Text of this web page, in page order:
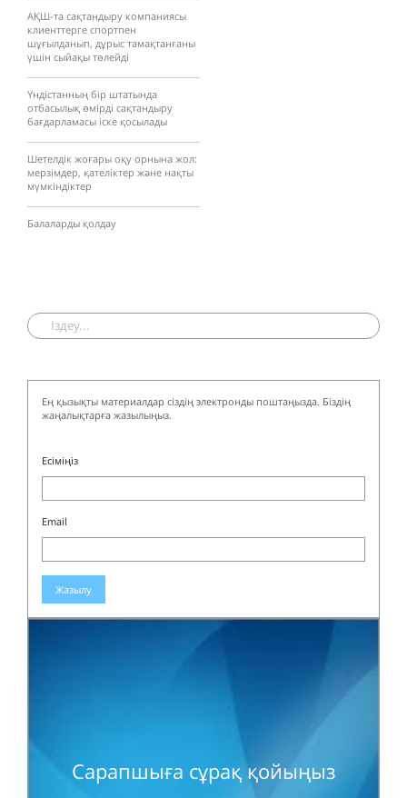
АҚШ-та сақтандыру компаниясы
клиенттерге спортпен
шұғылданып, дұрыс тамақтанғаны
үшін сыйақы төлейді
Үндістанның бір штатында
отбасылық өмірді сақтандыру
бағдарламасы іске қосылады
Шетелдік жоғары оқу орнына жол:
мерзімдер, қателіктер және нақты
мүмкіндіктер
Балаларды қолдау
Ең қызықты материалдар сіздің электронды поштаңызда. Біздің
жаңалықтарға жазылыңыз.
Есіміңіз
Email
Жазылу
Сарапшыға сұрақ қойыңыз